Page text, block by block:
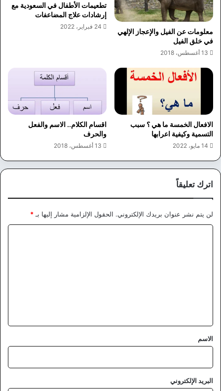
معلومات عن الفيل والإعجاز الإلهي
في خلق الفيل
13 أغسطس، 2018
تطعيمات الأطفال في السعودية مع
إرشادات علاج المضاعفات
24 فبراير، 2022
الافعال الخمسة ما هي ؟ سبب
التسمية وكيفية اعرابها
14 مايو، 2022
اقسام الكلام.. الاسم والفعل
والحرف
13 أغسطس، 2018
اترك تعليقاً
لن يتم نشر عنوان بريدك الإلكتروني. الحقول الإلزامية مشار إليها بـ*
*
الاسم
البريد الإلكتروني